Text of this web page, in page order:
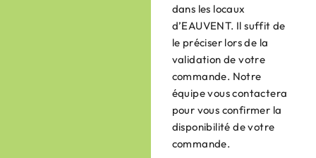
dans les locaux
d’EAUVENT. Il suffit de
le préciser lors de la
validation de votre
commande. Notre
équipe vous contactera
pour vous confirmer la
disponibilité de votre
commande.